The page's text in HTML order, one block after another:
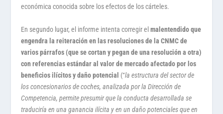
económica conocida sobre los efectos de los cárteles.
En segundo lugar, el informe intenta corregir elmalentendido que
engendra la reiteración en las resoluciones de la CNMC de
varios párrafos (que se cortan y pegan de una resolución a otra)
con referencias estándar al valor de mercado afectado por los
beneficios ilícitos y daño potencial (“la estructura del sector de
los concesionarios de coches, analizada por la Dirección de
Competencia, permite presumir que la conducta desarrollada se
traduciría en una ganancia ilícita y en un daño potenciales que en